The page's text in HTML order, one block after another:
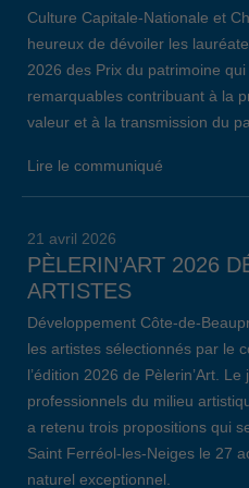
Culture Capitale-Nationale et
heureux de dévoiler les
2026 des Prix du patrimoine
remarquables contribuant à la
valeur et à la transmission du
Lire le communiqué
21 avril 2026
PÈLERIN’ART 2026
ARTISTES
Développement Côte-de-
les artistes sélectionnés par le
l’édition 2026 de Pèlerin’Art.
professionnels du milieu
a retenu trois propositions qui
Saint Ferréol-les-Neiges le 27
naturel exceptionnel.